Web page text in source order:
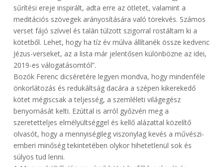
sűrítési ereje inspirált, adta erre az ötletet, valamint a
meditációs szövegek arányosítására való törekvés. Számos
verset fájó szívvel és talán túlzott szigorral rostáltam ki a
kötetből. Lehet, hogy ha tíz év múlva állítanék össze kedvenc
Jézus-verseket, az a lista már jelentősen különbözne az idei,
2019-es válogatásomtól”.
Bozók Ferenc dicséretére legyen mondva, hogy mindenféle
önkorlátozás és redukáltság dacára a szépen kikerekedő
kötet mégiscsak a teljesség, a szemléleti világegész
benyomását kelti. Ezúttal is arról győzvén meg a
szeretetteljes elmélyültséggel és kellő alázattal közelítő
olvasót, hogy a mennyiségileg viszonylag kevés a művészi-
emberi minőség tekintetében olykor hihetetlenül sok és
súlyos tud lenni.